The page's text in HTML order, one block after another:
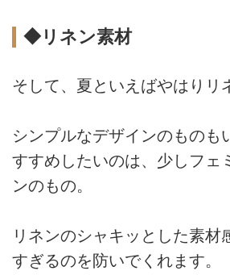
◆リネン素材
そして、夏といえばやはりリ
シンプルなデザインのものも
すすめしたいのは、少しフェ
ンのもの。
リネンのシャキッとした素材
すぎるのを防いでくれます。